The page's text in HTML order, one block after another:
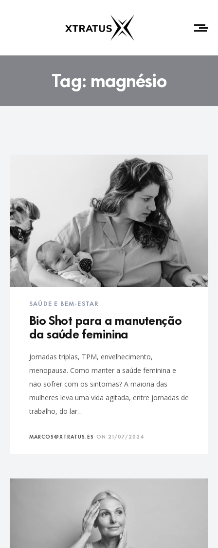
Tag: magnésio
SAÚDE E BEM-ESTAR
Bio Shot para a manutenção
da saúde feminina
Jornadas triplas, TPM, envelhecimento,
menopausa. Como manter a saúde feminina e
não sofrer com os sintomas? A maioria das
mulheres leva uma vida agitada, entre jornadas de
trabalho, do lar…
MARCOS@XTRATUS.ES ON 21/07/2024